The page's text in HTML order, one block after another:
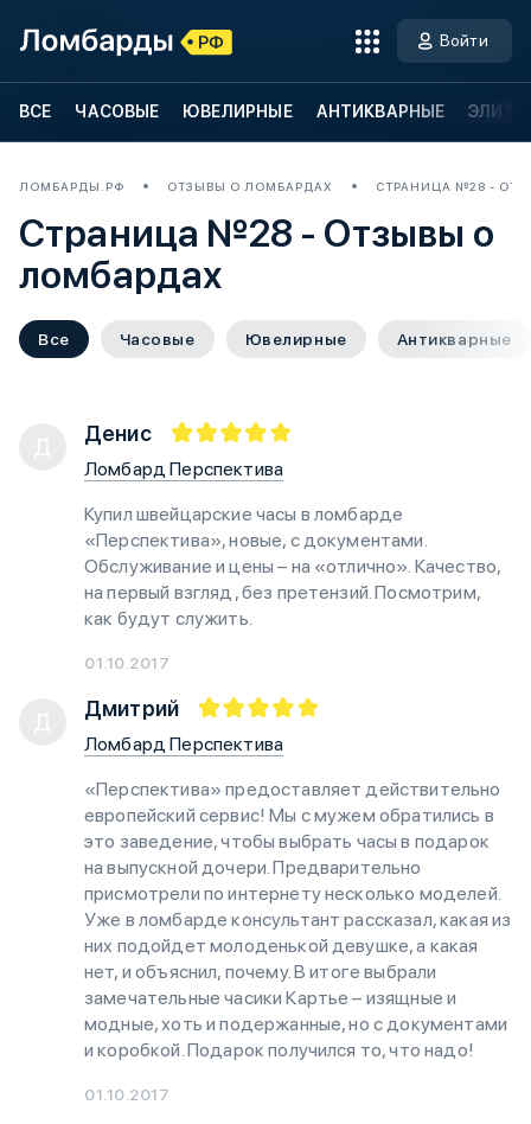
Войти
ВСЕ ЧАСОВЫЕ ЮВЕЛИРНЫЕ АНТИКВАРНЫЕ
ЛОМБАРДЫ.РФ ОТЗЫВЫ О ЛОМБАРДАХ СТРАНИЦА №28 -
Страница №28 - Отзывы о
ломбардах
Все Часовые Ювелирные Антикварные
Денис
Ломбард Перспектива
Купил швейцарские часы в ломбарде
«Перспектива», новые, с документами.
Обслуживание и цены – на «отлично». Качество,
на первый взгляд, без претензий. Посмотрим,
как будут служить.
01.10.2017
Дмитрий
Ломбард Перспектива
«Перспектива» предоставляет действительно
европейский сервис! Мы с мужем обратились в
это заведение, чтобы выбрать часы в подарок
на выпускной дочери. Предварительно
присмотрели по интернету несколько моделей.
Уже в ломбарде консультант рассказал, какая из
них подойдет молоденькой девушке, а какая
нет, и объяснил, почему. В итоге выбрали
замечательные часики Картье – изящные и
модные, хоть и подержанные, но с документами
и коробкой. Подарок получился то, что надо!
01.10.2017